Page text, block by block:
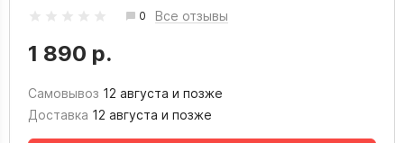
0 Все отзывы
1 890 р.
Самовывоз 12 августа и позже
Доставка 12 августа и позже